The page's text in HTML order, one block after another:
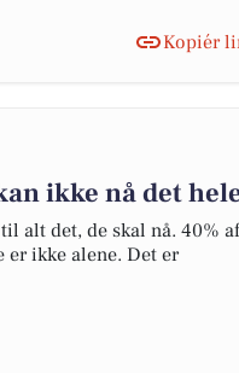
Kopiér
ikke nå det
alt det, de skal nå. 40% af
er ikke alene. Det er